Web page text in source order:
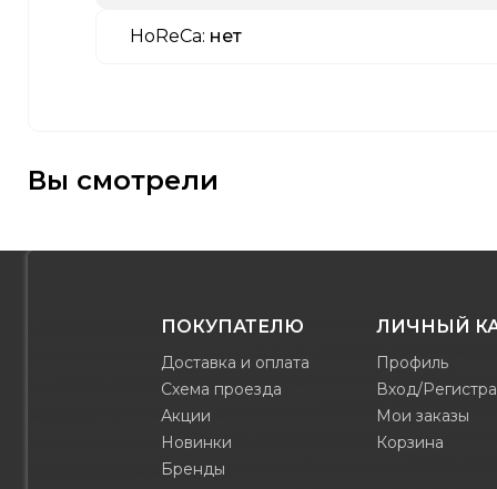
HoReCa: нет
Вы смотрели
ПОКУПАТЕЛЮ
Доставка и оплата
Схема проезда
Акции
Новинки
Бренды
ЛИЧНЫЙ
Профиль
Вход/
Мои заказы
Корзина